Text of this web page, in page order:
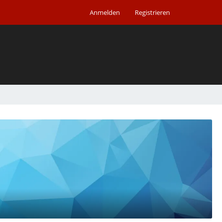
Anmelden Registrieren